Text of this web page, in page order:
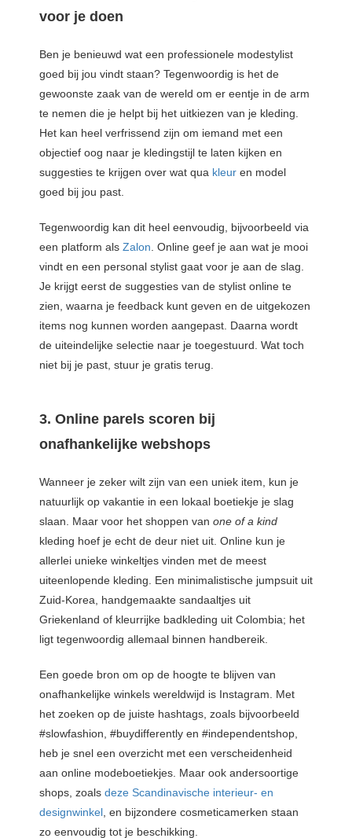
voor je doen
Ben je benieuwd wat een professionele modestylist
goed bij jou vindt staan? Tegenwoordig is het de
gewoonste zaak van de wereld om er eentje in de arm
te nemen die je helpt bij het uitkiezen van je kleding.
Het kan heel verfrissend zijn om iemand met een
objectief oog naar je kledingstijl te laten kijken en
suggesties te krijgen over wat qua kleur en model
goed bij jou past.
Tegenwoordig kan dit heel eenvoudig, bijvoorbeeld via
een platform als Zalon . Online geef je aan wat je mooi
vindt en een personal stylist gaat voor je aan de slag.
Je krijgt eerst de suggesties van de stylist online te
zien, waarna je feedback kunt geven en de uitgekozen
items nog kunnen worden aangepast. Daarna wordt
de uiteindelijke selectie naar je toegestuurd. Wat toch
niet bij je past, stuur je gratis terug.
3. Online parels scoren bij
onafhankelijke webshops
Wanneer je zeker wilt zijn van een uniek item, kun je
natuurlijk op vakantie in een lokaal boetiekje je slag
slaan. Maar voor het shoppen van one of a kind
kleding hoef je echt de deur niet uit. Online kun je
allerlei unieke winkeltjes vinden met de meest
uiteenlopende kleding. Een minimalistische jumpsuit uit
Zuid-Korea, handgemaakte sandaaltjes uit
Griekenland of kleurrijke badkleding uit Colombia; het
ligt tegenwoordig allemaal binnen handbereik.
Een goede bron om op de hoogte te blijven van
onafhankelijke winkels wereldwijd is Instagram. Met
het zoeken op de juiste hashtags, zoals bijvoorbeeld
#slowfashion, #buydifferently en #independentshop,
heb je snel een overzicht met een verscheidenheid
aan online modeboetiekjes. Maar ook andersoortige
shops, zoals deze Scandinavische interieur- en
designwinkel , en bijzondere cosmeticamerken staan
zo eenvoudig tot je beschikking.